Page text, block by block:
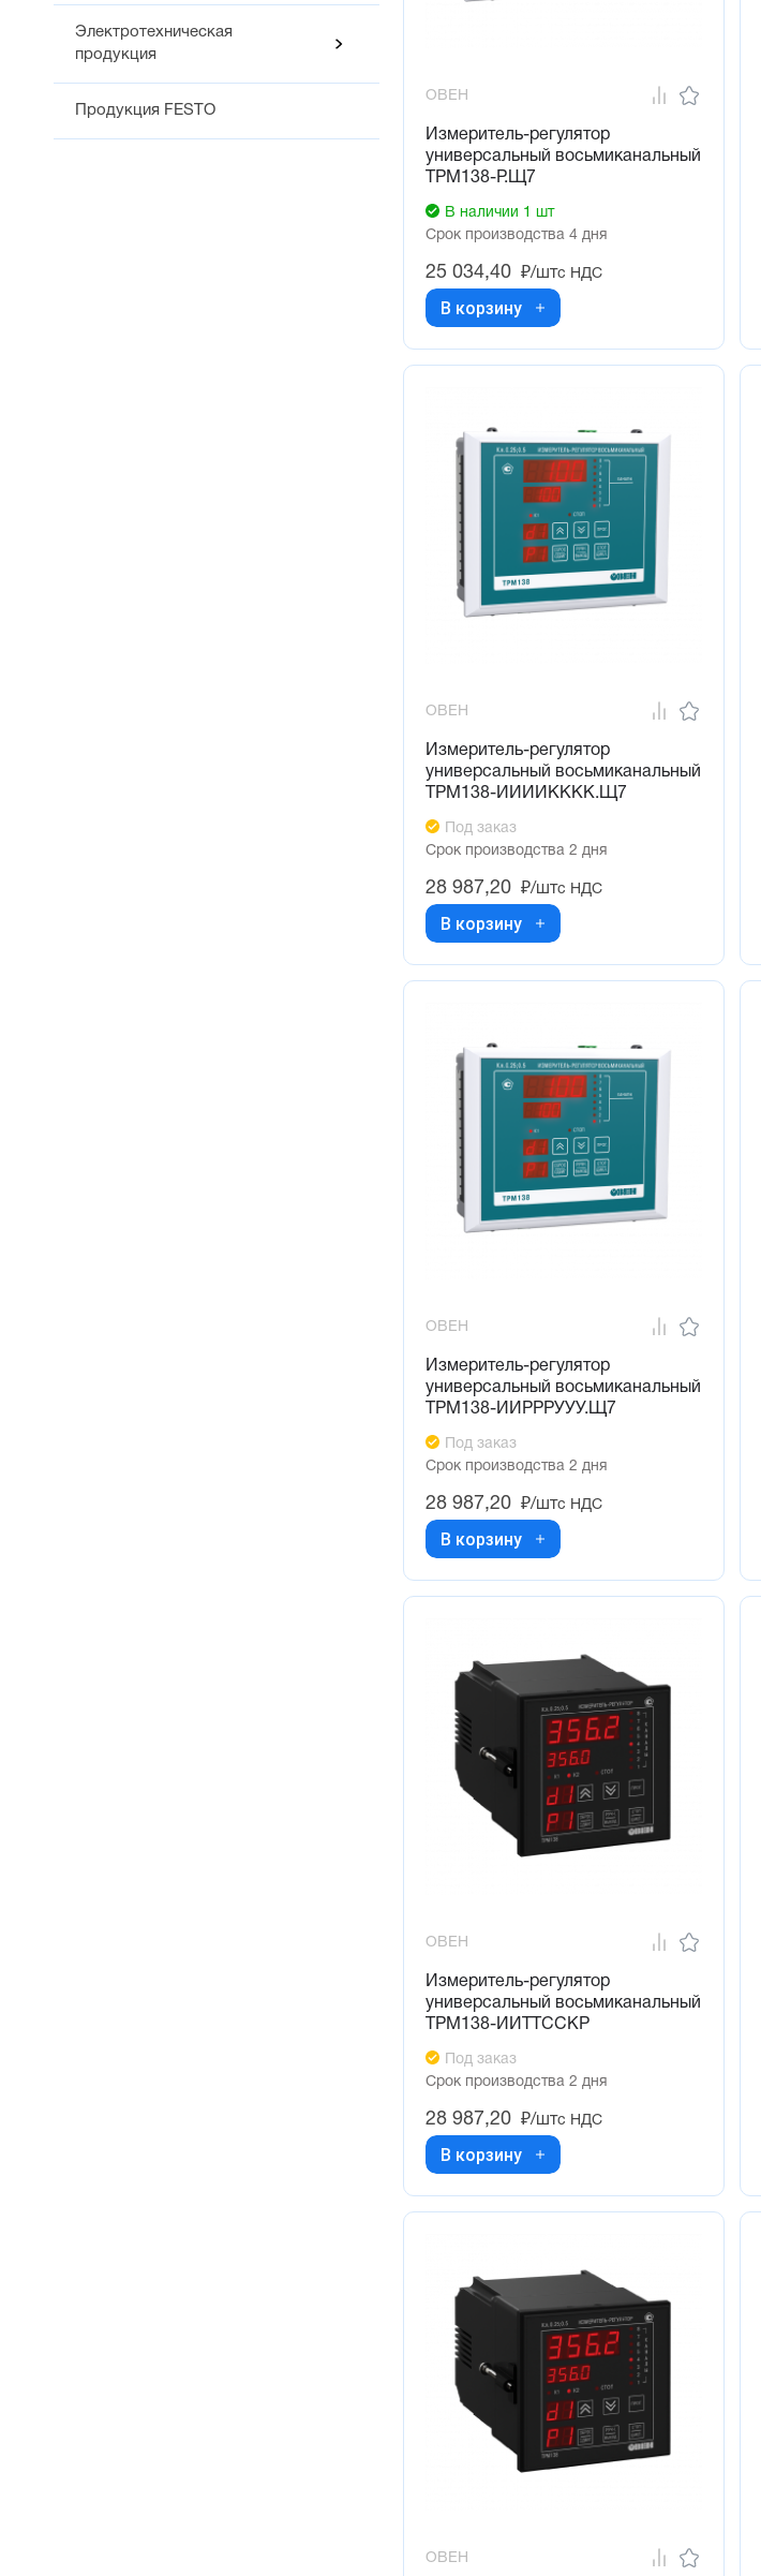
Электротехническая
продукция
Продукция FESTO
ОВЕН
Измеритель-регулятор
универсальный восьмиканальный
ТРМ138-Р.Щ7
В наличии 1 шт
Срок производства 4 дня
25 034,40 ₽/штс НДС
В корзину
ОВЕН
Измеритель-регулятор
универсальный восьмиканальный
ТРМ138-ИИИИКККК.Щ7
Под заказ
Срок производства 2 дня
28 987,20 ₽/штс НДС
В корзину
ОВЕН
Измеритель-регулятор
универсальный восьмиканальный
ТРМ138-ИИРРРУУУ.Щ7
Под заказ
Срок производства 2 дня
28 987,20 ₽/штс НДС
В корзину
ОВЕН
Измеритель-регулятор
универсальный восьмиканальный
ТРМ138-ИИТТССКР
Под заказ
Срок производства 2 дня
28 987,20 ₽/штс НДС
В корзину
ОВЕН